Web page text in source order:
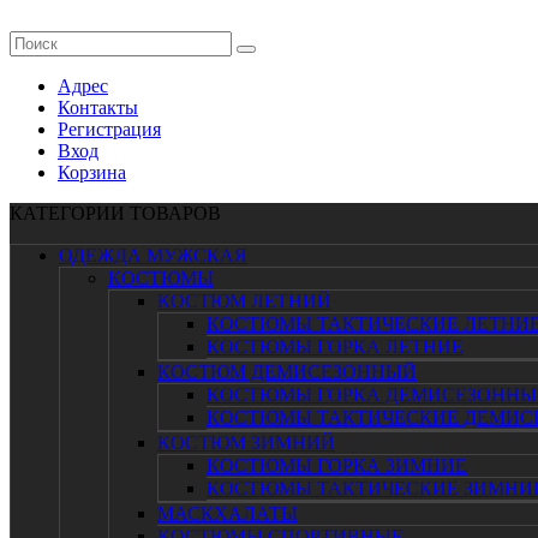
Адрес
Контакты
Регистрация
Вход
Корзина
КАТЕГОРИИ ТОВАРОВ
ОДЕЖДА МУЖСКАЯ
КОСТЮМЫ
КОСТЮМ ЛЕТНИЙ
КОСТЮМЫ ТАКТИЧЕСКИЕ
КОСТЮМЫ ГОРКА ЛЕТНИЕ
КОСТЮМ ДЕМИСЕЗОННЫЙ
КОСТЮМЫ ГОРКА
КОСТЮМЫ ТАКТИЧЕСКИЕ
КОСТЮМ ЗИМНИЙ
КОСТЮМЫ ГОРКА ЗИМНИЕ
КОСТЮМЫ ТАКТИЧЕСКИЕ
МАСКХАЛАТЫ